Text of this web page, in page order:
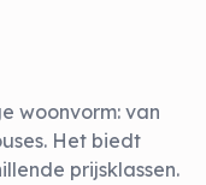
woonvorm: van
Het biedt
prijsklassen.